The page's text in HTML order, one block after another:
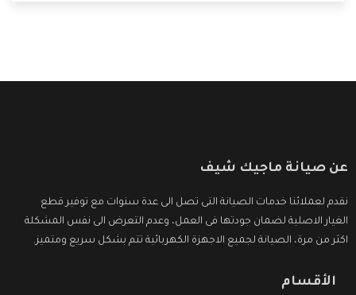
عن صيانة ماجيك شيف
نقدم لعملائنا خدمات الصيانة التى تصل الى عدة سنوات مع توفير قطع
الغيار الاصلية لضمان جودتها فى العمل، وعدم التعرض الى نفس المشكلة
اكثر من مرة، الصيانة لجميع الاجهزة الكهربائية تتم بشكل سريع ومتميز.
الأقسام